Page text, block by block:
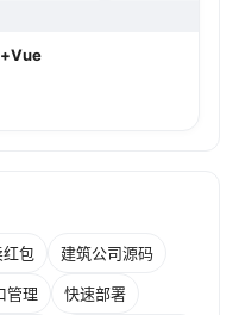
红包 建筑公司源码
管理 快速部署